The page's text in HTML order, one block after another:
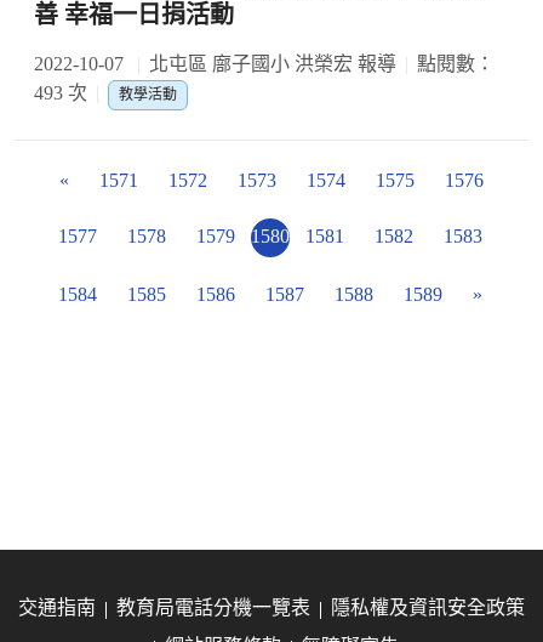
善 幸福一日捐活動
2022-10-07 北屯區 廍子國小 洪榮宏 報導
點閱數：
493 次
教學活動
« 1571 1572 1573 1574 1575 1576
1577 1578 1579 1580 1581 1582 1583
1584 1585 1586 1587 1588 1589 »
交通指南 教育局電話分機一覽表
隱私權及資訊安全政策